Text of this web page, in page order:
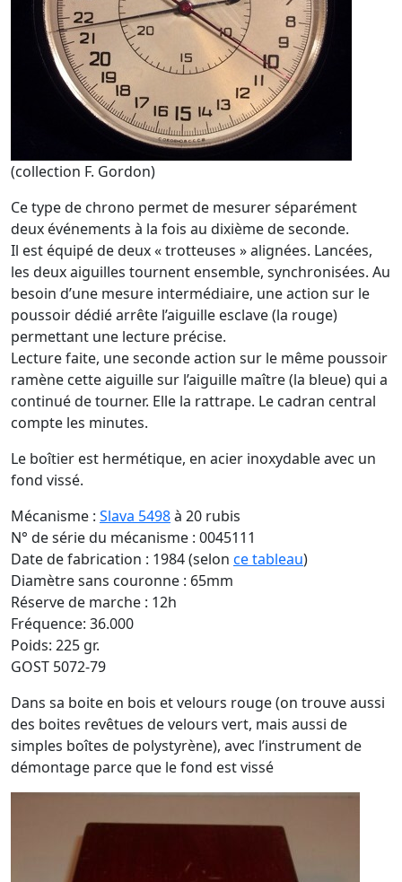
(collection F. Gordon)
Ce type de chrono permet de mesurer séparément
deux événements à la fois au dixième de seconde.
Il est équipé de deux « trotteuses » alignées. Lancées,
les deux aiguilles tournent ensemble, synchronisées. Au
besoin d’une mesure intermédiaire, une action sur le
poussoir dédié arrête l’aiguille esclave (la rouge)
permettant une lecture précise.
Lecture faite, une seconde action sur le même poussoir
ramène cette aiguille sur l’aiguille maître (la bleue) qui a
continué de tourner. Elle la rattrape. Le cadran central
compte les minutes.
Le boîtier est hermétique, en acier inoxydable avec un
fond vissé.
Mécanisme : Slava 5498à 20 rubis
N° de série du mécanisme : 0045111
Date de fabrication : 1984 (selon ce tableau)
Diamètre sans couronne : 65mm
Réserve de marche : 12h
Fréquence: 36.000
Poids: 225 gr.
GOST 5072-79
Dans sa boite en bois et velours rouge (on trouve aussi
des boites revêtues de velours vert, mais aussi de
simples boîtes de polystyrène), avec l’instrument de
démontage parce que le fond est vissé